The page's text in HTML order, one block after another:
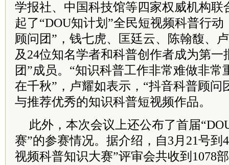
学报社、中国科技馆等四家权威机构联
起了“DOU知计划”全民短视频科普行
顾问团”，钱七虎、匡廷云、陈翰馥、
及24位知名学者和科普创作者成为第一
团”成员。“知识科普工作非常难做非常
在千秋”，卢耀如表示，“抖音科普顾问
与推荐优秀的知识科普短视频作品。
此外，本次会议上还公布了首届
赛”的参赛情况。据介绍，自3月21号到
视频科普知识大赛”评审会共收到1078